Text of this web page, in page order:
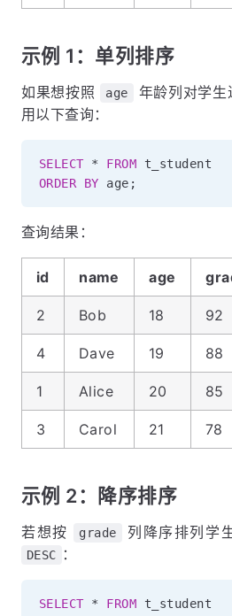
示例 1：单列排序
如果想按照 age
年龄列对学
用以下查询：
SELECT * FROM
ORDER BY age ;
查询结果：
id name age
2 Bob 18 92
4 Dave 19 88
1 Alice 20 85
3 Carol 21 78
示例 2：降序排序
若想按 grade 列降序排列学
DESC ：
SELECT * FROM